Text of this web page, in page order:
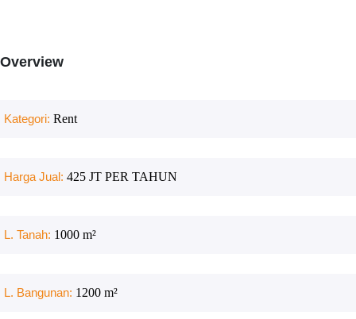
Overview
Kategori: Rent
Harga Jual: 425 JT PER TAHUN
L. Tanah: 1000 m²
L. Bangunan: 1200 m²